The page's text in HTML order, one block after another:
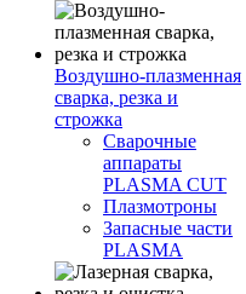
Воздушно-плазменная
сварка, резка и
строжка
Сварочные
аппараты
PLASMA CUT
Плазмотроны
Запасные части
PLASMA